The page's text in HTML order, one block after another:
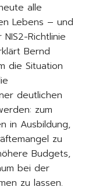
alle
Lebens – und
Richtlinie
Bernd
die Situation
deutlichen
zum
in Ausbildung,
zu
Budgets,
bei der
zu lassen.